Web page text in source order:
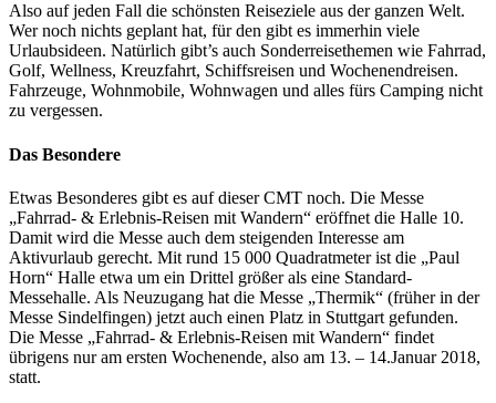
Also auf jeden Fall die schönsten Reiseziele aus der ganzen Welt.
Wer noch nichts geplant hat, für den gibt es immerhin viele
Urlaubsideen. Natürlich gibt’s auch Sonderreisethemen wie Fahrrad,
Golf, Wellness, Kreuzfahrt, Schiffsreisen und Wochenendreisen.
Fahrzeuge, Wohnmobile, Wohnwagen und alles fürs Camping nicht
zu vergessen.
Das Besondere
Etwas Besonderes gibt es auf dieser CMT noch. Die Messe
„Fahrrad- & Erlebnis-Reisen mit Wandern“ eröffnet die Halle 10.
Damit wird die Messe auch dem steigenden Interesse am
Aktivurlaub gerecht. Mit rund 15 000 Quadratmeter ist die „Paul
Horn“ Halle etwa um ein Drittel größer als eine Standard-
Messehalle. Als Neuzugang hat die Messe „Thermik“ (früher in der
Messe Sindelfingen) jetzt auch einen Platz in Stuttgart gefunden.
Die Messe „Fahrrad- & Erlebnis-Reisen mit Wandern“ findet
übrigens nur am ersten Wochenende, also am 13. – 14.Januar 2018,
statt.